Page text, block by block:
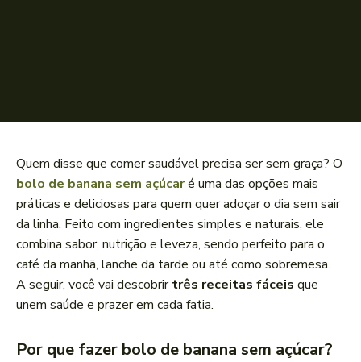
Quem disse que comer saudável precisa ser sem graça? O
bolo de banana sem açúcaré uma das opções mais
práticas e deliciosas para quem quer adoçar o dia sem sair
da linha. Feito com ingredientes simples e naturais, ele
combina sabor, nutrição e leveza, sendo perfeito para o
café da manhã, lanche da tarde ou até como sobremesa.
A seguir, você vai descobrirtrês receitas fáceis que
unem saúde e prazer em cada fatia.
Por que fazer bolo de banana sem açúcar?